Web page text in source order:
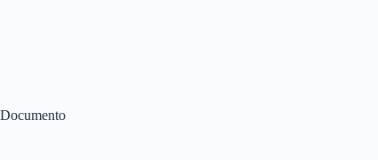
Documento